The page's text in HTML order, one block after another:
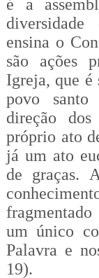
é a
ensina o
são ações
Igreja, que é
povo
direção
próprio ato
já um ato
de graças.
um único
Palavra e
19).